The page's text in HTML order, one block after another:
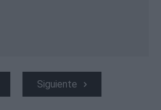
Siguiente